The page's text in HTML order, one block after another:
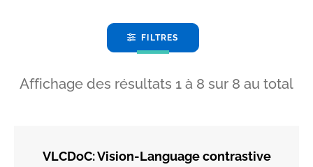
FILTRES
Affichage des résultats 1 à 8 sur 8 au total
VLCDoC: Vision-Language contrastive